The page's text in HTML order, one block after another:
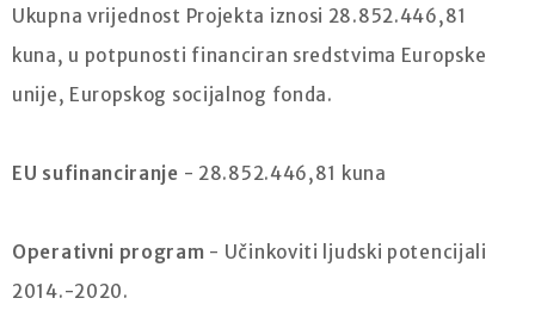
Ukupna vrijednost Projekta iznosi 28.852.446,81
kuna, u potpunosti financiran sredstvima Europske
unije, Europskog socijalnog fonda.
EU sufinanciranje - 28.852.446,81 kuna
Operativni program - Učinkoviti ljudski potencijali
2014.-2020.